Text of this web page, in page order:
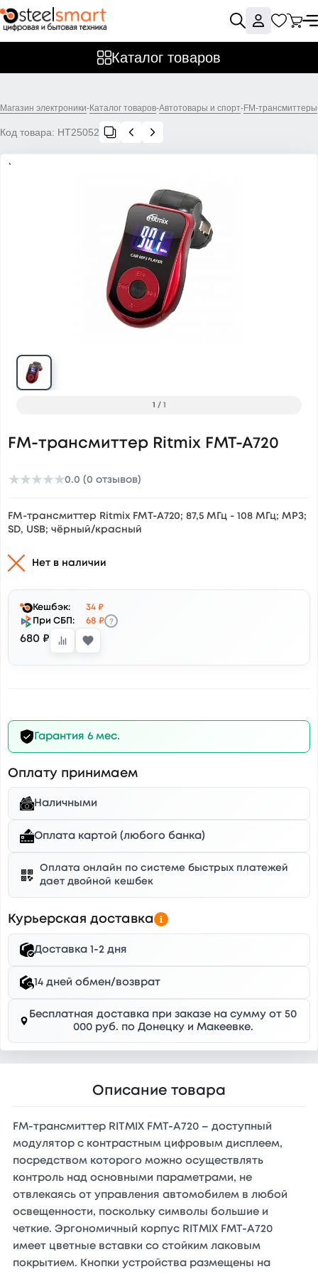
Каталог товаров
Магазин электроники-Каталог товаров-Автотовары и спорт-FM-трансмиттеры
Код товара: НТ25052
1 / 1
FM-трансмиттер Ritmix FMT-A720
★★★★★0.0 (0 отзывов)
FM-трансмиттер Ritmix FMT-A720; 87,5 МГц - 108 МГц; МРЗ;
SD, USB; чёрный/красный
Нет в наличии
Кешбэк:
34 ₽
При СБП:
68 ₽ ?
680 ₽
Гарантия 6 мес.
Оплату принимаем
Наличными
Оплата картой (любого банка)
Оплата онлайн по системе быстрых платежей
дает двойной кешбек
Курьерская доставка
Доставка 1-2 дня
14 дней обмен/возврат
Бесплатная доставка при заказе на сумму от 50
000 руб. по Донецку и Макеевке.
Описание товара
FM-трансмиттер RITMIX FMT-A720 – доступный
модулятор с контрастным цифровым дисплеем,
посредством которого можно осуществлять
контроль над основными параметрами, не
отвлекаясь от управления автомобилем в любой
освещенности, поскольку символы большие и
четкие. Эргономичный корпус RITMIX FMT-A720
имеет цветные вставки со стойким лаковым
покрытием. Кнопки устройства размещены на